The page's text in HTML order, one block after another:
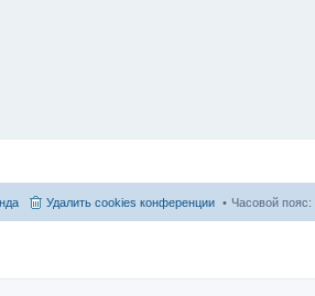
Часовой пояс:
Удалить cookies конференции